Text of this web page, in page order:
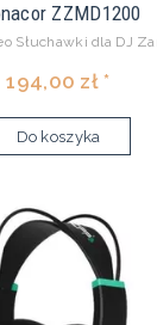
ZZMD1200
Słuchawki dla DJ
194,00 zł *
Do koszyka